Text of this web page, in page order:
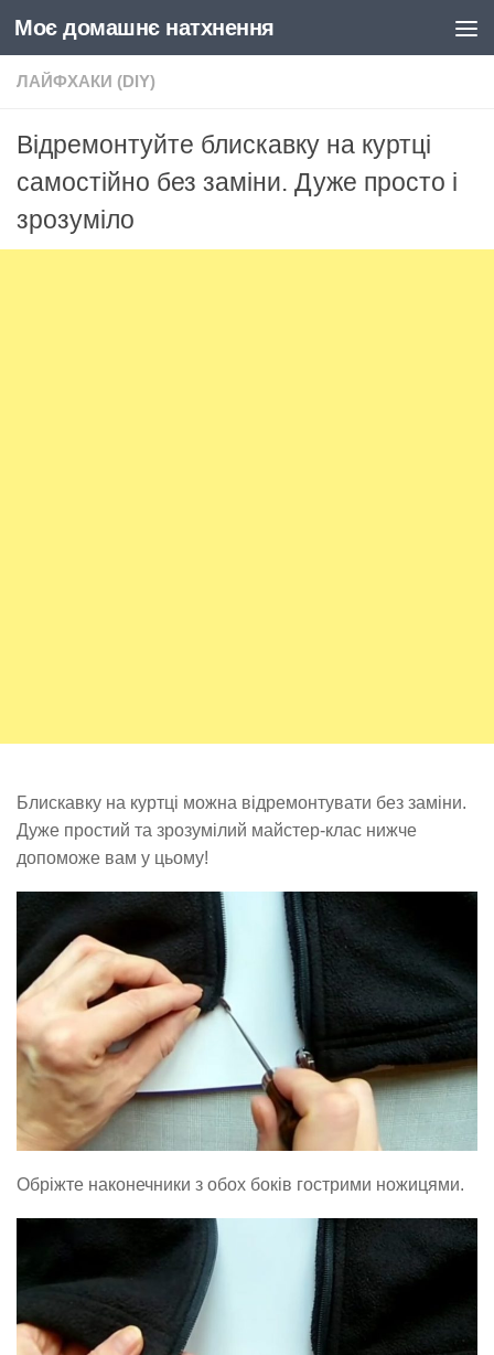
Skip to content
Моє домашнє натхнення
ЛАЙФХАКИ (DIY)
Відремонтуйте блискавку на куртці
самостійно без заміни. Дуже просто і
зрозуміло
Блискавку на куртці можна відремонтувати без заміни.
Дуже простий та зрозумілий майстер-клас нижче
допоможе вам у цьому!
Обріжте наконечники з обох боків гострими ножицями.